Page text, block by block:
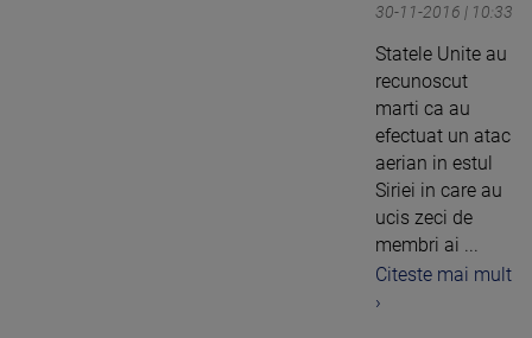
30-11-2016 | 10:33
Statele Unite au
recunoscut
marti ca au
efectuat un atac
aerian in estul
Siriei in care au
ucis zeci de
membri ai ...
Citeste mai mult
›